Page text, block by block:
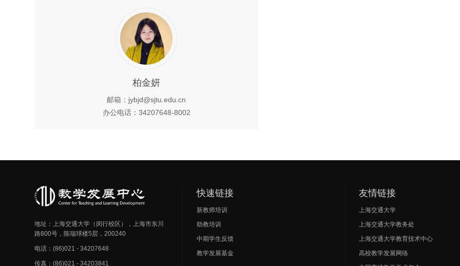
柏金妍
邮箱：jybjd@sjtu.edu.cn
办公电话：34207648-8002
地址：上海交通大学（闵行校区），上海市东川
路800号，陈瑞球楼5层，200240
电话：(86)021 - 34207648
传真：(86)021 - 34203841
快速链接
新教师培训
助教培训
中期学生反馈
教学发展基金
友情链接
上海交通大学
上海交通大学教务处
上海交通大学教育技术中心
高校教学发展网络